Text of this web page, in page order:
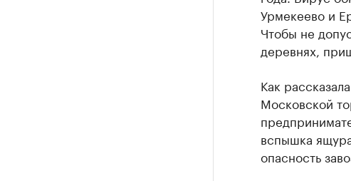
Урмекеево и
Чтобы не
деревнях,
Как
Московской
вспышка
опасность